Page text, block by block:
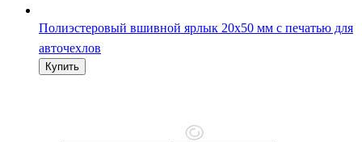
Полиэстеровый вшивной ярлык 20х50 мм с печатью для
авточехлов